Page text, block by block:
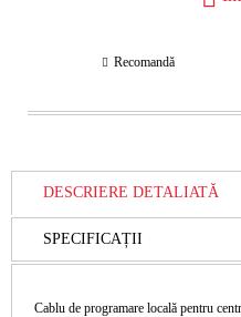
Recomandă
DESCRIERE DETALIATĂ
SPECIFICAȚII
Cablu de programare locală pentru